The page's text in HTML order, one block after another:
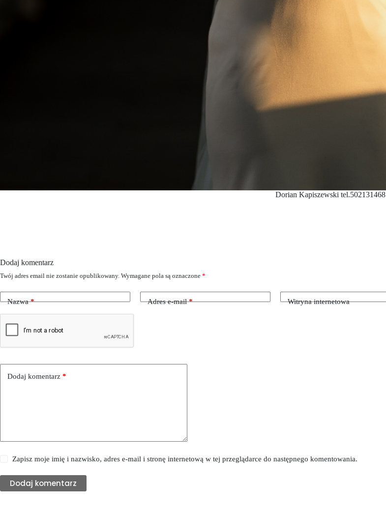
Dorian Kapiszewski tel.502131468
Dodaj komentarz
Twój adres email nie zostanie opublikowany. Wymagane pola są oznaczone *
Nazwa* Adres e-mail* Witryna internetowa
Dodaj komentarz *
Zapisz moje imię i nazwisko, adres e-mail i stronę internetową w tej przeglądarce do następnego komentowania.
Dodaj komentarz